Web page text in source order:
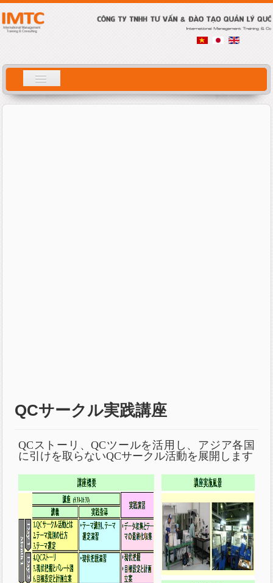
QCサークル実践講座
QCストーリ、QCツールを活用し、アジア各国
に引けを取らないQCサークル活動を展開します